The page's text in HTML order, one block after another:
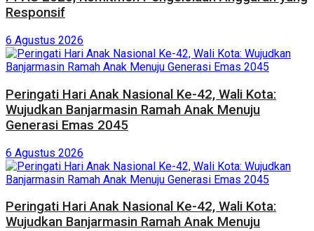
Responsif
6 Agustus 2026
Peringati Hari Anak Nasional Ke-42, Wali Kota:
Wujudkan Banjarmasin Ramah Anak Menuju
Generasi Emas 2045
6 Agustus 2026
Peringati Hari Anak Nasional Ke-42, Wali Kota:
Wujudkan Banjarmasin Ramah Anak Menuju